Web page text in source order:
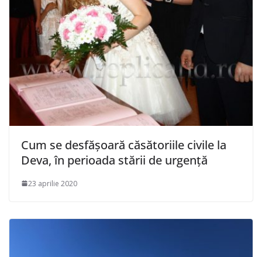
Cum se desfășoară căsătoriile civile la
Deva, în perioada stării de urgență
23 aprilie 2020